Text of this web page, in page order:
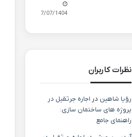
27/07/1404
نظرات کاربران
رؤیا شاهین در اجاره جرثقیل در
پروژه های ساختمان سازی:
راهنمای جامع